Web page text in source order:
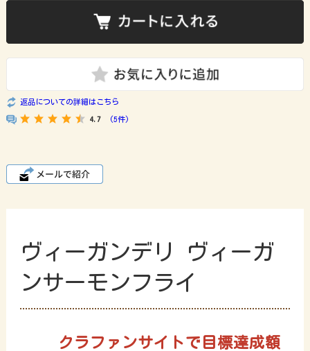
返品についての詳細はこちら
4.7 (5件)
ヴィーガンデリ ヴィーガ
ンサーモンフライ
クラファンサイトで目標達成額